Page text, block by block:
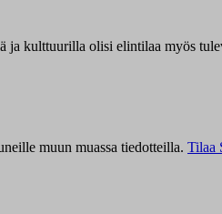
ja kulttuurilla olisi elintilaa myös
muun muassa tiedotteilla. Tilaa